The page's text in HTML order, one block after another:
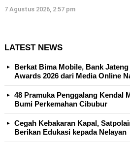
7 Agustus 2026, 2:57 pm
LATEST NEWS
Berkat Bima Mobile, Bank
Awards 2026 dari Media Online
48 Pramuka Penggalang Kendal
Bumi Perkemahan Cibubur
Cegah Kebakaran Kapal,
Berikan Edukasi kepada Nelayan